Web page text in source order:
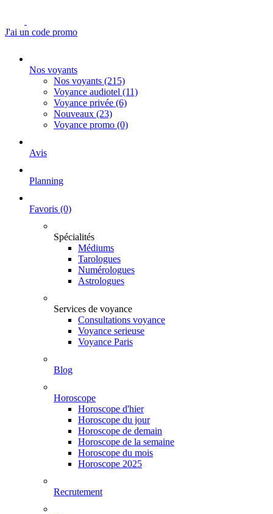
J'ai un code promo
Nos voyants
Nos voyants (215)
Voyance audiotel (11)
Voyance privée (6)
Nouveaux (23)
Voyance promo (0)
Avis
Planning
Favoris (0)
Spécialités
Médiums
Tarologues
Numérologues
Astrologues
Services de voyance
Consultations voyance
Voyance serieuse
Voyance Paris
Blog
Horoscope
Horoscope d'hier
Horoscope du jour
Horoscope de demain
Horoscope de la semaine
Horoscope du mois
Horoscope 2025
Recrutement